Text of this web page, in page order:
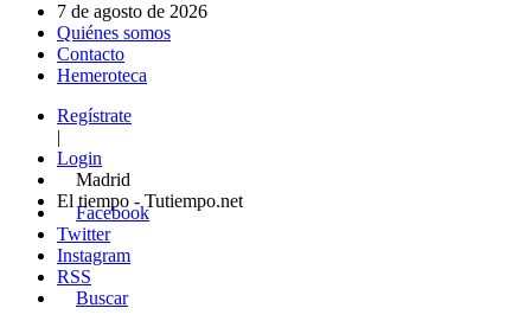
7 de agosto de 2026
Quiénes somos
Contacto
Hemeroteca
Regístrate
|
Login
Madrid
El tiempo - Tutiempo.net
Facebook
Twitter
Instagram
RSS
Buscar